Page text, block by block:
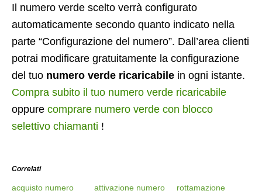
Il numero verde scelto verrà configurato
automaticamente secondo quanto indicato nella
parte “Configurazione del numero”. Dall’area clienti
potrai modificare gratuitamente la configurazione
del tuo numero verde ricaricabile in ogni istante.
Compra subito il tuo numero verde ricaricabile
oppure comprare numero verde con blocco
selettivo chiamanti !
Correlati
acquisto numero
attivazione numero
rottamazione